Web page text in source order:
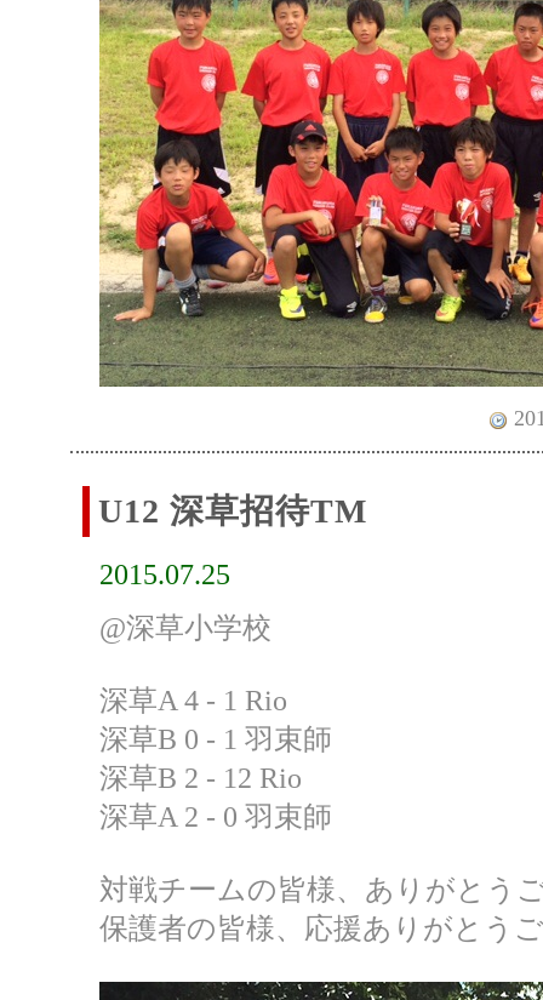
U12 深草招待TM
2015.07.25
@深草小学校
深草A 4 - 1 Rio
深草B 0 - 1 羽束師
深草B 2 - 12 Rio
深草A 2 - 0 羽束師
対戦チームの皆様、ありがとう
保護者の皆様、応援ありがとう